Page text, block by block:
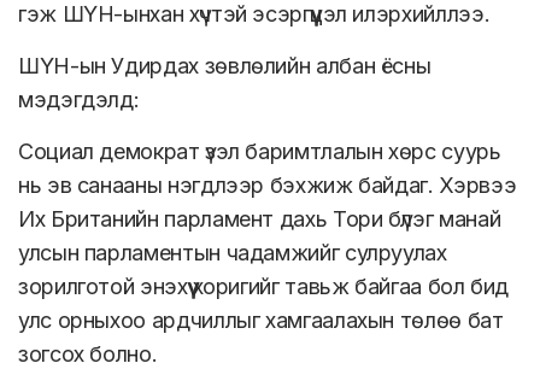
гэж ШҮН-ынхан хүчтэй эсэргүүцэл илэрхийллээ.
ШҮН-ын Удирдах зөвлөлийн албан ёсны
мэдэгдэлд:
Социал демократ үзэл баримтлалын хөрс суурь
нь эв санааны нэгдлээр бэхжиж байдаг. Хэрвээ
Их Британийн парламент дахь Тори бүлэг манай
улсын парламентын чадамжийг сулруулах
зорилготой энэхүү хоригийг тавьж байгаа бол бид
улс орныхоо ардчиллыг хамгаалахын төлөө бат
зогсох болно.